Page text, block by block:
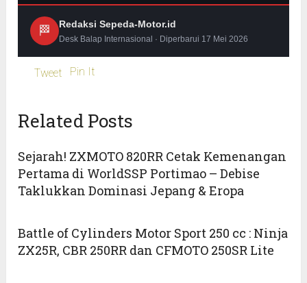
🏁
Redaksi Sepeda-Motor.id
Desk Balap Internasional · Diperbarui 17 Mei 2026
Tweet Pin It
Related Posts
Sejarah! ZXMOTO 820RR Cetak Kemenangan
Pertama di WorldSSP Portimao – Debise
Taklukkan Dominasi Jepang & Eropa
Battle of Cylinders Motor Sport 250 cc : Ninja
ZX25R, CBR 250RR dan CFMOTO 250SR Lite